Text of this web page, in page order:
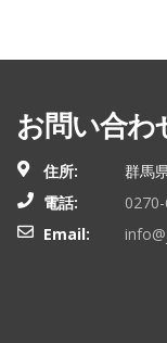
お問い合わ
住所:
群馬
電話:
Email: